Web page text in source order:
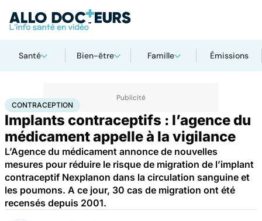
Santé Bien-être Famille Émissions
AccueilSantéContraception
CONTRACEPTION
Implants contraceptifs : l’agence du
médicament appelle à la vigilance
L’Agence du médicament annonce de nouvelles
mesures pour réduire le risque de migration de l’implant
contraceptif Nexplanon dans la circulation sanguine et
les poumons. A ce jour, 30 cas de migration ont été
recensés depuis 2001.